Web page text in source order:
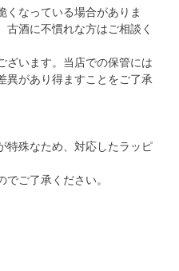
くなっている場合がありま
酒に不慣れな方はご相談く
ざいます。当店での保管には
異があり得ますことをご了承
特殊なため、対応したラッピ
ご了承ください。